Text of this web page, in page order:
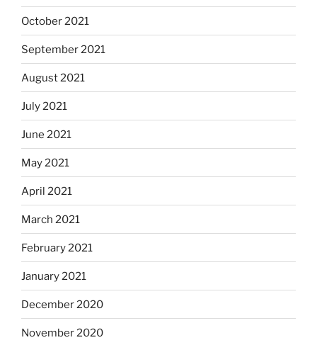
October 2021
September 2021
August 2021
July 2021
June 2021
May 2021
April 2021
March 2021
February 2021
January 2021
December 2020
November 2020